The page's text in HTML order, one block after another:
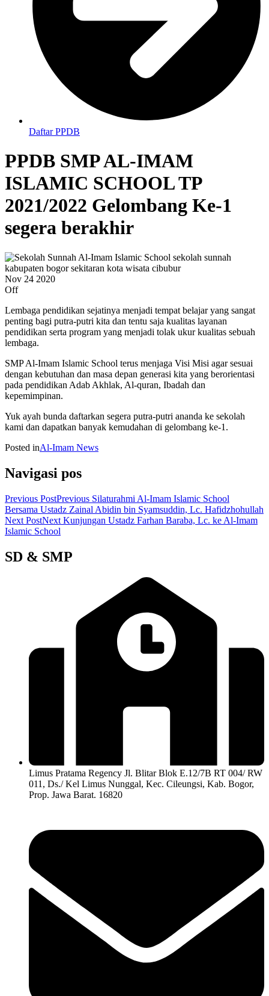
Daftar PPDB
PPDB SMP AL-IMAM
ISLAMIC SCHOOL TP
2021/2022 Gelombang Ke-1
segera berakhir
Nov 24 2020
Off
Lembaga pendidikan sejatinya menjadi tempat belajar yang sangat
penting bagi putra-putri kita dan tentu saja kualitas layanan
pendidikan serta program yang menjadi tolak ukur kualitas sebuah
lembaga.
SMP Al-Imam Islamic School terus menjaga Visi Misi agar sesuai
dengan kebutuhan dan masa depan generasi kita yang berorientasi
pada pendidikan Adab Akhlak, Al-quran, Ibadah dan
kepemimpinan.
Yuk ayah bunda daftarkan segera putra-putri ananda ke sekolah
kami dan dapatkan banyak kemudahan di gelombang ke-1.
Posted inAl-Imam News
Navigasi pos
Previous PostPrevious Silaturahmi Al-Imam Islamic School
Bersama Ustadz Zainal Abidin bin Syamsuddin, Lc. Hafidzhohullah
Next PostNext Kunjungan Ustadz Farhan Baraba, Lc. ke Al-Imam
Islamic School
SD & SMP
Limus Pratama Regency Jl. Blitar Blok E.12/7B RT 004/ RW
011, Ds./ Kel Limus Nunggal, Kec. Cileungsi, Kab. Bogor,
Prop. Jawa Barat. 16820